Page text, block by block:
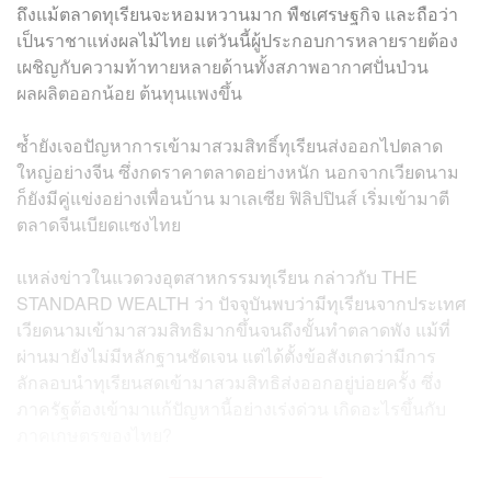
ถึงแม้ตลาดทุเรียนจะหอมหวานมาก พืชเศรษฐกิจ และถือว่า
เป็นราชาแห่งผลไม้ไทย แต่วันนี้ผู้ประกอบการหลายรายต้อง
เผชิญกับความท้าทายหลายด้านทั้งสภาพอากาศปั่นป่วน
ผลผลิตออกน้อย ต้นทุนแพงขึ้น
ซ้ำยังเจอปัญหาการเข้ามาสวมสิทธิ์ทุเรียนส่งออกไปตลาด
ใหญ่อย่างจีน ซึ่งกดราคาตลาดอย่างหนัก นอกจากเวียดนาม
ก็ยังมีคู่แข่งอย่างเพื่อนบ้าน มาเลเซีย ฟิลิปปินส์ เริ่มเข้ามาตี
ตลาดจีนเบียดแซงไทย
แหล่งข่าวในแวดวงอุตสาหกรรมทุเรียน กล่าวกับ THE
STANDARD WEALTH ว่า ปัจจุบันพบว่ามีทุเรียนจากประเทศ
เวียดนามเข้ามาสวมสิทธิมากขึ้นจนถึงขั้นทำตลาดพัง แม้ที่
ผ่านมายังไม่มีหลักฐานชัดเจน แต่ได้ตั้งข้อสังเกตว่ามีการ
ลักลอบนำทุเรียนสดเข้ามาสวมสิทธิส่งออกอยู่บ่อยครั้ง ซึ่ง